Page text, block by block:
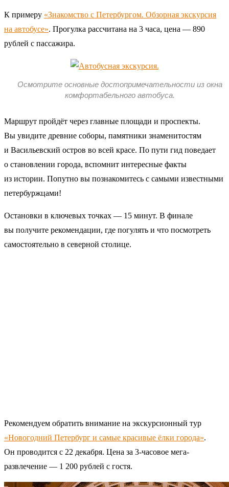
К примеру «Знакомство с Петербургом. Обзорная экскурсия
на автобусе». Прогулка рассчитана на 3 часа, цена — 890
рублей с пассажира.
Осмотрите основные достопримечательности из окна
комфортабельного автобуса.
Маршрут пройдёт через главные площади и проспекты.
Вы увидите древние соборы, памятники знаменитостям
и Васильевский остров во всей красе. По пути гид поведает
о становлении города, вспомнит интересные факты
из истории. Попутно вы познакомитесь с самыми известными
петербуржцами!
Остановки в ключевых точках — 15 минут. В финале
вы получите рекомендации, где погулять и что посмотреть
самостоятельно в северной столице.
Рекомендуем обратить внимание на экскурсионный тур
«Новогодний Петербург и самые красивые ёлки города».
Он проводится с 22 декабря. Цена за 3-часовое мега-
развлечение — 1 200 рублей с гостя.